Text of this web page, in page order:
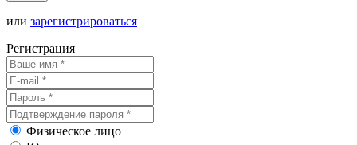
или зарегистрироваться
Регистрация
Физическое лицо